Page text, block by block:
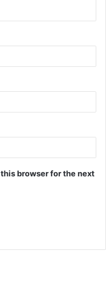
browser for the next